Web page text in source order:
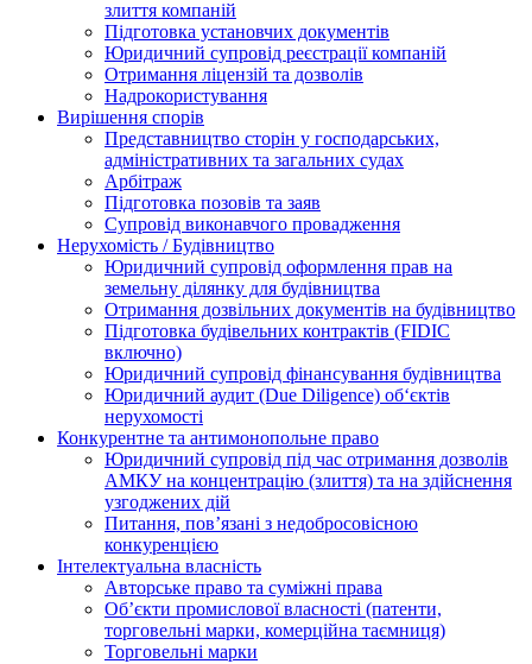
злиття компаній
Підготовка установчих документів
Юридичний супровід реєстрації компаній
Отримання ліцензій та дозволів
Надрокористування
Вирішення спорів
Представництво сторін у господарських,
адміністративних та загальних судах
Арбітраж
Підготовка позовів та заяв
Супровід виконавчого провадження
Нерухомість / Будівництво
Юридичний супровід оформлення прав на
земельну ділянку для будівництва
Отримання дозвільних документів на будівництво
Підготовка будівельних контрактів (FIDIC
включно)
Юридичний супровід фінансування будівництва
Юридичний аудит (Due Diligence) об‘єктів
нерухомості
Конкурентне та антимонопольне право
Юридичний супровід під час отримання дозволів
АМКУ на концентрацію (злиття) та на здійснення
узгоджених дій
Питання, пов’язані з недобросовісною
конкуренцією
Інтелектуальна власність
Авторське право та суміжні права
Oб’єкти промислової власності (патенти,
торговельні марки, комерційна таємниця)
Торговельні марки